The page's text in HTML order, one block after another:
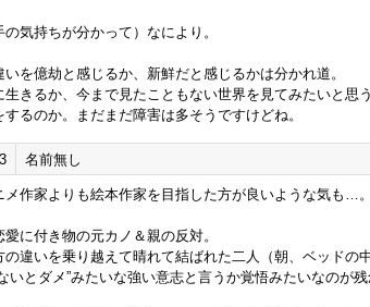
気持ちが分かって）なにより。
を億劫と感じるか、新鮮だと感じるかは分かれ道。
生きるか、今まで見たこともない世界を見てみたいと思う
るのか。まだまだ障害は多そうですけどね。
名前無し
メ作家よりも絵本作家を目指した方が良いような気も…。
に付き物の元カノ＆親の反対。
の違いを乗り越えて晴れて結ばれた二人（朝、ベッドの
いとダメ”みたいな強い意志と言うか覚悟みたいなのが